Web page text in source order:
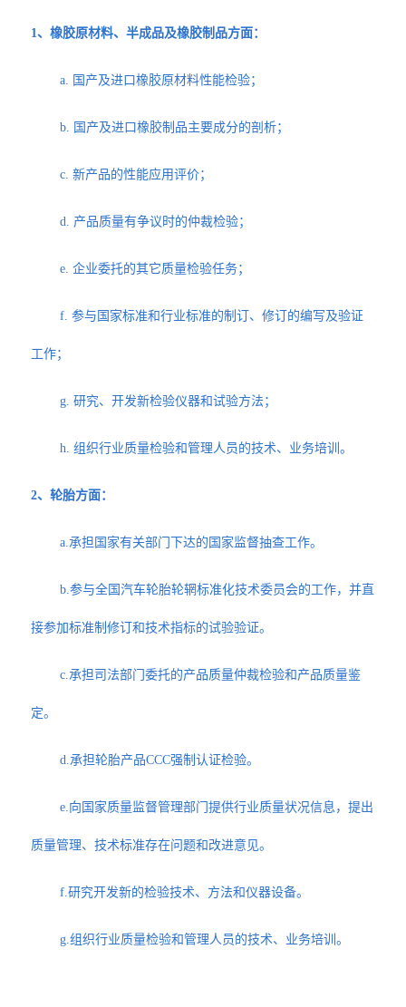
1、橡胶原材料、半成品及橡胶制品方面：
a. 国产及进口橡胶原材料性能检验；
b. 国产及进口橡胶制品主要成分的剖析；
c. 新产品的性能应用评价；
d. 产品质量有争议时的仲裁检验；
e. 企业委托的其它质量检验任务；
f. 参与国家标准和行业标准的制订、修订的编写及验证
工作；
g. 研究、开发新检验仪器和试验方法；
h. 组织行业质量检验和管理人员的技术、业务培训。
2、轮胎方面：
a.承担国家有关部门下达的国家监督抽查工作。
b.参与全国汽车轮胎轮辋标准化技术委员会的工作，并直
接参加标准制修订和技术指标的试验验证。
c.承担司法部门委托的产品质量仲裁检验和产品质量鉴
定。
d.承担轮胎产品CCC强制认证检验。
e.向国家质量监督管理部门提供行业质量状况信息，提出
质量管理、技术标准存在问题和改进意见。
f.研究开发新的检验技术、方法和仪器设备。
g.组织行业质量检验和管理人员的技术、业务培训。